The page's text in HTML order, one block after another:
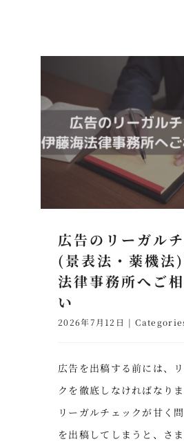
広告のリーガル
(景表法・薬機法
法律事務所へご
い
2026年7月12日 |
広告を出稿する前には、
クを徹底しなければなり
リーガルチェックが甘く
を出稿してしまうと、さ